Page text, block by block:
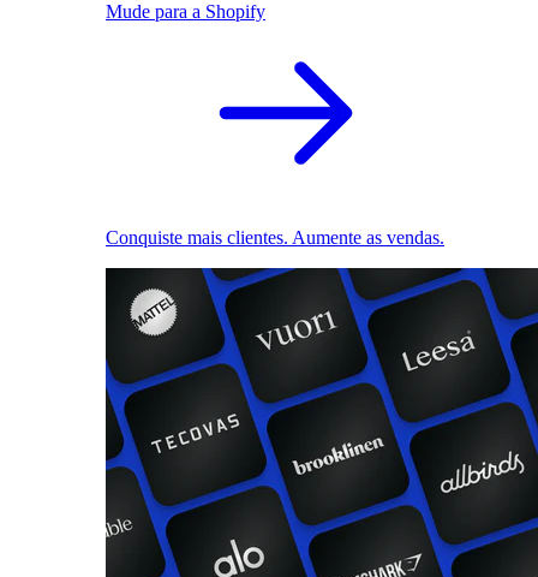
Mude para a Shopify
Conquiste mais clientes. Aumente as vendas.